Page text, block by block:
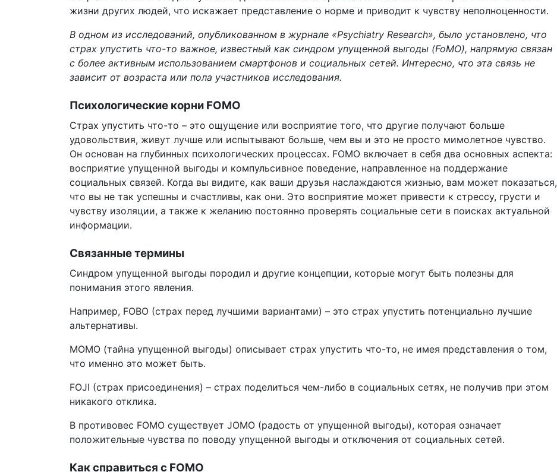
жизни других людей, что искажает представление о норме и приводит к чувству неполноценности.
В одном из исследований, опубликованном в журнале «Psychiatry Research», было установлено, что
страх упустить что-то важное, известный как синдром упущенной выгоды (FoMO), напрямую связан
с более активным использованием смартфонов и социальных сетей. Интересно, что эта связь не
зависит от возраста или пола участников исследования.
Психологические корни FOMO
Страх упустить что-то – это ощущение или восприятие того, что другие получают больше
удовольствия, живут лучше или испытывают больше, чем вы и это не просто мимолетное чувство.
Он основан на глубинных психологических процессах. FOMO включает в себя два основных аспекта:
восприятие упущенной выгоды и компульсивное поведение, направленное на поддержание
социальных связей. Когда вы видите, как ваши друзья наслаждаются жизнью, вам может показаться,
что вы не так успешны и счастливы, как они. Это восприятие может привести к стрессу, грусти и
чувству изоляции, а также к желанию постоянно проверять социальные сети в поисках актуальной
информации.
Связанные термины
Синдром упущенной выгоды породил и другие концепции, которые могут быть полезны для
понимания этого явления.
Например, FOBO (страх перед лучшими вариантами) – это страх упустить потенциально лучшие
альтернативы.
МOМО (тайна упущенной выгоды) описывает страх упустить что-то, не имея представления о том,
что именно это может быть.
FOJI (страх присоединения) – страх поделиться чем-либо в социальных сетях, не получив при этом
никакого отклика.
В противовес FOMO существует JOMO (радость от упущенной выгоды), которая означает
положительные чувства по поводу упущенной выгоды и отключения от социальных сетей.
Как справиться с FOMO